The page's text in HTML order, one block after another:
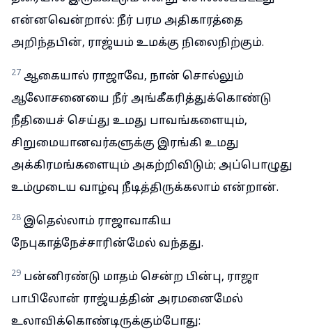
என்னவென்றால்: நீர் பரம அதிகாரத்தை
அறிந்தபின், ராஜ்யம் உமக்கு நிலைநிற்கும்.
27 ஆகையால் ராஜாவே, நான் சொல்லும்
ஆலோசனையை நீர் அங்கீகரித்துக்கொண்டு
நீதியைச் செய்து உமது பாவங்களையும்,
சிறுமையானவர்களுக்கு இரங்கி உமது
அக்கிரமங்களையும் அகற்றிவிடும்; அப்பொழுது
உம்முடைய வாழ்வு நீடித்திருக்கலாம் என்றான்.
28 இதெல்லாம் ராஜாவாகிய
நேபுகாத்நேச்சாரின்மேல் வந்தது.
29 பன்னிரண்டு மாதம் சென்ற பின்பு, ராஜா
பாபிலோன் ராஜ்யத்தின் அரமனைமேல்
உலாவிக்கொண்டிருக்கும்போது: